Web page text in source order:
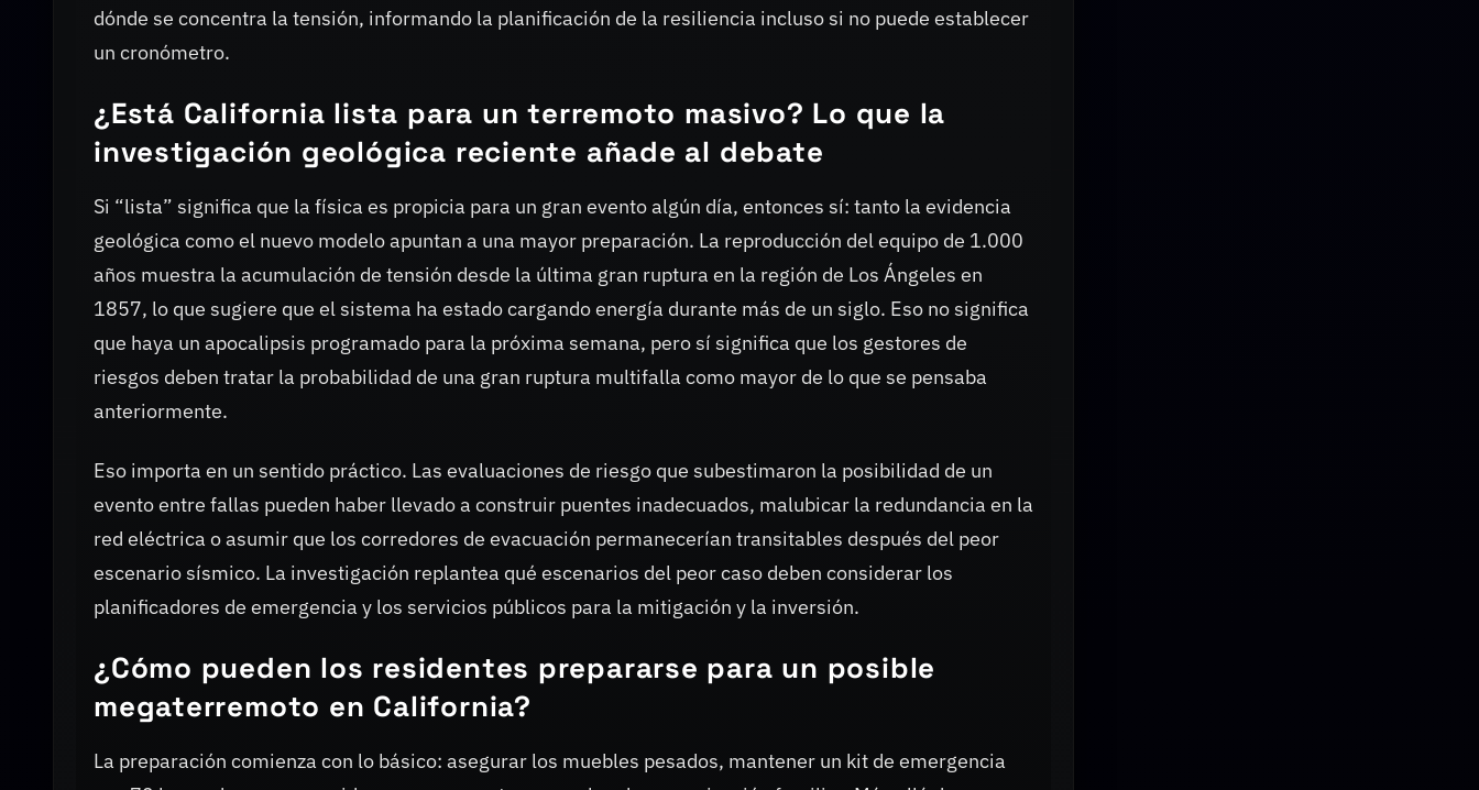
dónde se concentra la tensión, informando la planificación de la resiliencia incluso si no puede establecer
un cronómetro.
¿Está California lista para un terremoto masivo? Lo que la
investigación geológica reciente añade al debate
Si “lista” significa que la física es propicia para un gran evento algún día, entonces sí: tanto la evidencia
geológica como el nuevo modelo apuntan a una mayor preparación. La reproducción del equipo de 1.000
años muestra la acumulación de tensión desde la última gran ruptura en la región de Los Ángeles en
1857, lo que sugiere que el sistema ha estado cargando energía durante más de un siglo. Eso no significa
que haya un apocalipsis programado para la próxima semana, pero sí significa que los gestores de
riesgos deben tratar la probabilidad de una gran ruptura multifalla como mayor de lo que se pensaba
anteriormente.
Eso importa en un sentido práctico. Las evaluaciones de riesgo que subestimaron la posibilidad de un
evento entre fallas pueden haber llevado a construir puentes inadecuados, malubicar la redundancia en la
red eléctrica o asumir que los corredores de evacuación permanecerían transitables después del peor
escenario sísmico. La investigación replantea qué escenarios del peor caso deben considerar los
planificadores de emergencia y los servicios públicos para la mitigación y la inversión.
¿Cómo pueden los residentes prepararse para un posible
megaterremoto en California?
La preparación comienza con lo básico: asegurar los muebles pesados, mantener un kit de emergencia